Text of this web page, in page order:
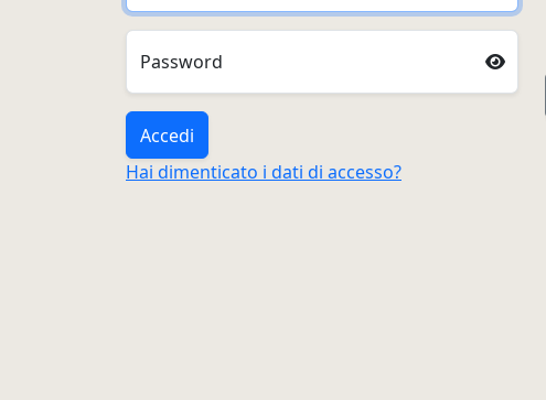
Password
Accedi
Hai dimenticato i dati di accesso?